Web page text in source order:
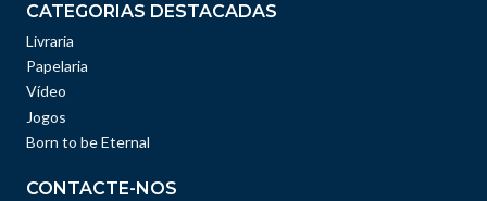
CATEGORIAS DESTACADAS
Livraria
Papelaria
Vídeo
Jogos
Born to be Eternal
CONTACTE-NOS